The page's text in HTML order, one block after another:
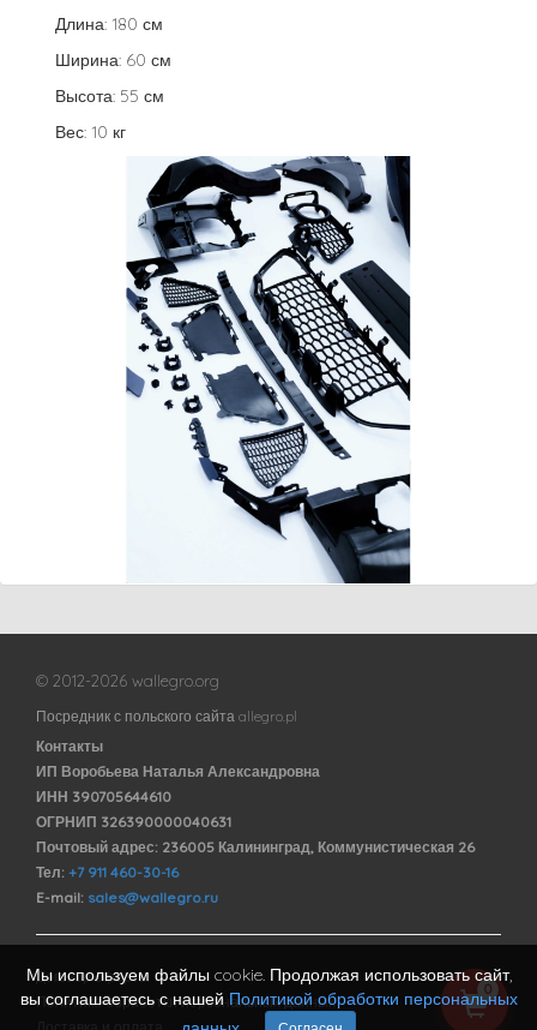
Длина: 180 см
Ширина: 60 ​​см
Высота: 55 см
Вес: 10 кг
© 2012-2026 wallegro.org
Посредник с польского сайта allegro.pl
Контакты
ИП Воробьева Наталья Александровна
ИНН 390705644610
ОГРНИП 326390000040631
Почтовый адрес: 236005 Калининград, Коммунистическая 26
Тел: +7 911 460-30-16
E-mail: sales@wallegro.ru
Договор оферты
Политика обработки персональных данных
0
Мы используем файлы cookie. Продолжая использовать сайт,
вы соглашаетесь с нашей Политикой обработки персональных